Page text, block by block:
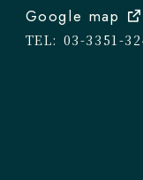
Google map
TEL: 03-3351-